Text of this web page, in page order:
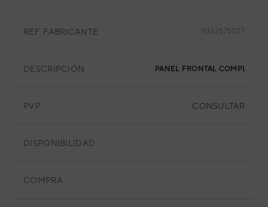
REF. FABRICANTE 9362575027
DESCRIPCIÓN PANEL FRONTAL COMPLETO
PVP CONSULTAR
DISPONIBILIDAD
COMPRA